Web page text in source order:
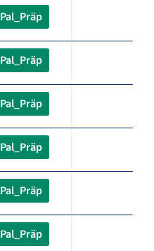
Pal_Präp
Pal_Präp
Pal_Präp
Pal_Präp
Pal_Präp
Pal_Präp